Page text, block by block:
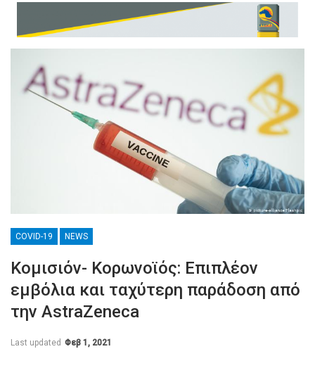
COVID-19 NEWS
Κομισιόν- Κορωνοϊός: Επιπλέον
εμβόλια και ταχύτερη παράδοση από
την AstraZeneca
Last updated Φεβ 1, 2021